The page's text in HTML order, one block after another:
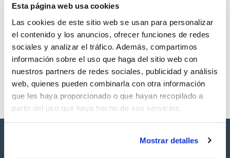
Esta página web usa cookies
Las cookies de este sitio web se usan para personalizar
el contenido y los anuncios, ofrecer funciones de redes
sociales y analizar el tráfico. Además, compartimos
información sobre el uso que haga del sitio web con
nuestros partners de redes sociales, publicidad y análisis
web, quienes pueden combinarla con otra información
que les haya proporcionado o que hayan recopilado a
partir del uso que haya hecho de sus servicios.
Mostrar detalles
Volumen
Referencia
SBDE1255MG
Envase
x5mg
Precio
Comprar
Disponibilidad
Ver stock